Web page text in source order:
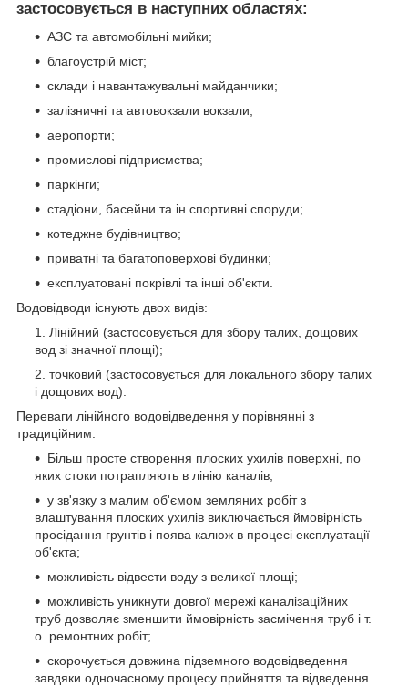
застосовується в наступних областях:
АЗС та автомобільні мийки;
благоустрій міст;
склади і навантажувальні майданчики;
залізничні та автовокзали вокзали;
аеропорти;
промислові підприємства;
паркінги;
стадіони, басейни та ін спортивні споруди;
котеджне будівництво;
приватні та багатоповерхові будинки;
експлуатовані покрівлі та інші об'єкти.
Водовідводи існують двох видів:
Лінійний (застосовується для збору талих, дощових
вод зі значної площі);
точковий (застосовується для локального збору талих
і дощових вод).
Переваги лінійного водовідведення у порівнянні з
традиційним:
Більш просте створення плоских ухилів поверхні, по
яких стоки потрапляють в лінію каналів;
у зв'язку з малим об'ємом земляних робіт з
влаштування плоских ухилів виключається ймовірність
просідання грунтів і поява калюж в процесі експлуатації
об'єкта;
можливість відвести воду з великої площі;
можливість уникнути довгої мережі каналізаційних
труб дозволяє зменшити ймовірність засмічення труб і т.
о. ремонтних робіт;
скорочується довжина підземного водовідведення
завдяки одночасному процесу прийняття та відведення